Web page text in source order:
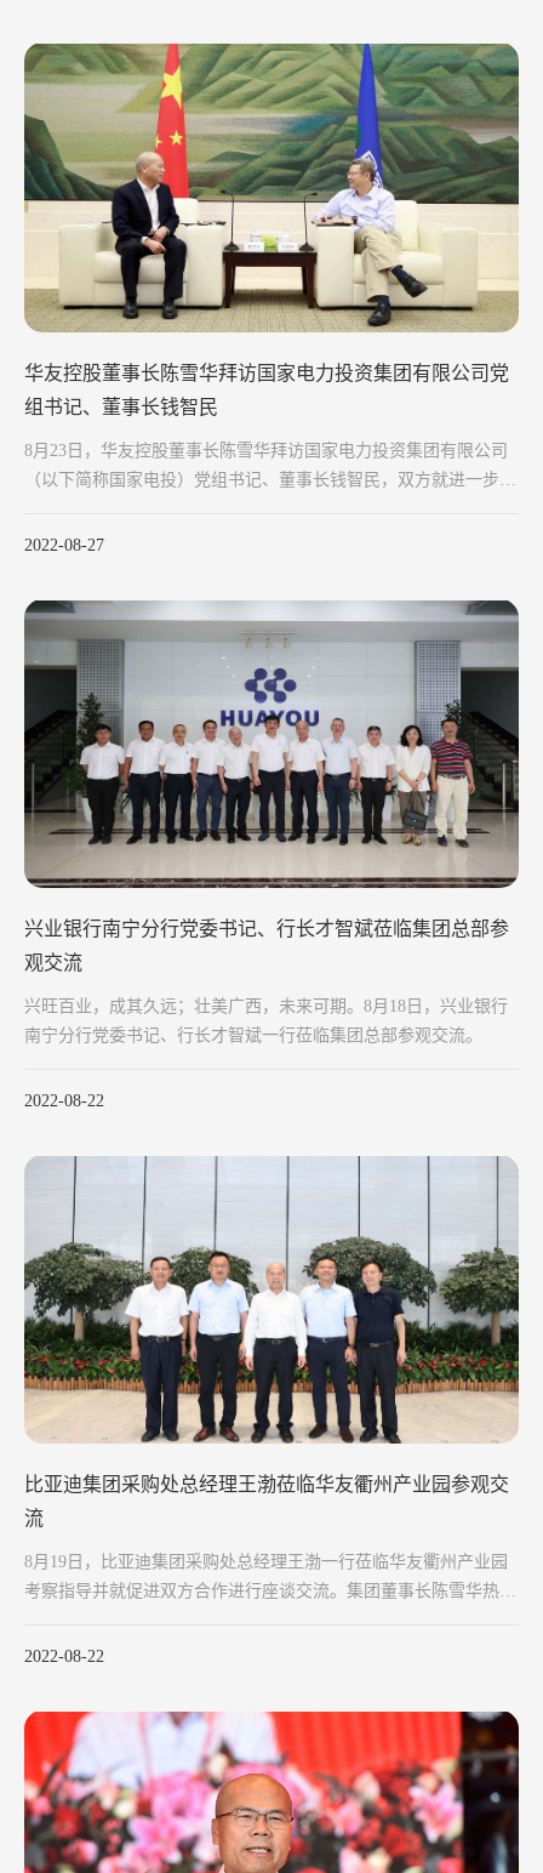
华友控股董事长陈雪华拜访国家电力投资集团有限公司党
组书记、董事长钱智民
8月23日，华友控股董事长陈雪华拜访国家电力投资集团有限公司
（以下简称国家电投）党组书记、董事长钱智民，双方就进一步深
2022-08-27
兴业银行南宁分行党委书记、行长才智斌莅临集团总部参
观交流
兴旺百业，成其久远；壮美广西，未来可期。8月18日，兴业银行
南宁分行党委书记、行长才智斌一行莅临集团总部参观交流。
2022-08-22
比亚迪集团采购处总经理王渤莅临华友衢州产业园参观交
流
8月19日，比亚迪集团采购处总经理王渤一行莅临华友衢州产业园
考察指导并就促进双方合作进行座谈交流。集团董事长陈雪华热情
2022-08-22